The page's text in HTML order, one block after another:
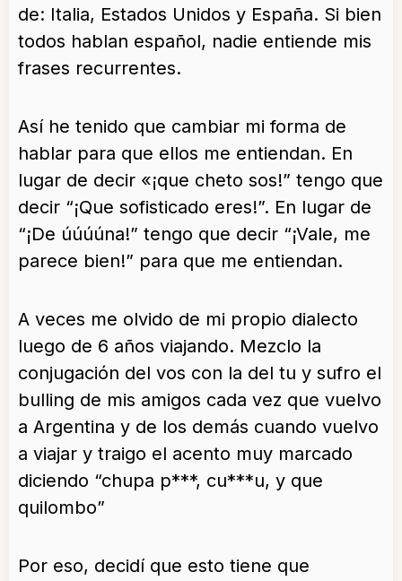
de: Italia, Estados Unidos y España. Si bien
todos hablan español, nadie entiende mis
frases recurrentes.
Así he tenido que cambiar mi forma de
hablar para que ellos me entiendan. En
lugar de decir «¡que cheto sos!” tengo que
decir “¡Que sofisticado eres!”. En lugar de
“¡De úúúúna!” tengo que decir “¡Vale, me
parece bien!” para que me entiendan.
A veces me olvido de mi propio dialecto
luego de 6 años viajando. Mezclo la
conjugación del vos con la del tu y sufro el
bulling de mis amigos cada vez que vuelvo
a Argentina y de los demás cuando vuelvo
a viajar y traigo el acento muy marcado
diciendo “chupa p***, cu***u, y que
quilombo”
Por eso, decidí que esto tiene que